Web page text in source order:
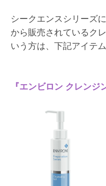
シークエンスシリーズ
から販売されているク
いう方は、下記アイテ
『エンビロン クレンジ